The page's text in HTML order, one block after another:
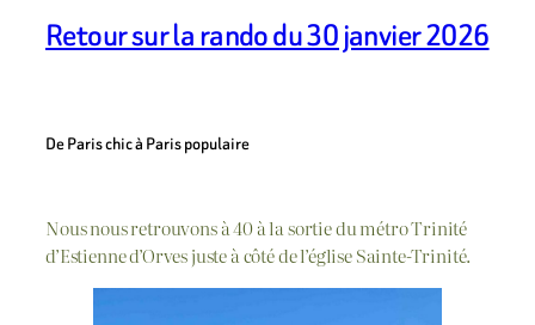
Retour sur la rando du 30 janvier 2026
De Paris chic à Paris populaire
Nous nous retrouvons à 40 à la sortie du métro Trinité
d’Estienne d’Orves juste à côté de l’église Sainte-Trinité.